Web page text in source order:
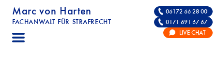
Marc von Harten
FACHANWALT FÜR STRAFRECHT
STRAFRECHT | RECHTSANWALT FÜR DIE
06172 66 28 00
0171 691 67 67
LIVE CHAT